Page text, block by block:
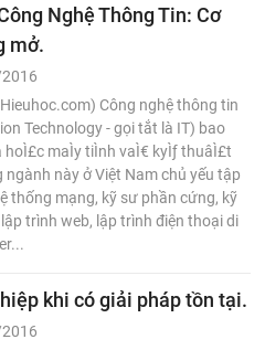
Nghệ Thông Tin: Cơ
mở.
Công nghệ thông tin
Technology - gọi tắt là IT) bao
maÌy tiÌnh vaÌ€ kyÌƒ thuâÌ£t
ngành này ở Việt Nam chủ yếu tập
thống mạng, kỹ sư phần cứng, kỹ
trình web, lập trình điện thoại di
khi có giải pháp tồn tại.